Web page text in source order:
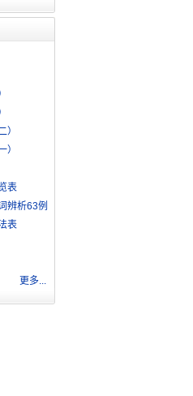
）
）
表
辨析63例
表
更多...